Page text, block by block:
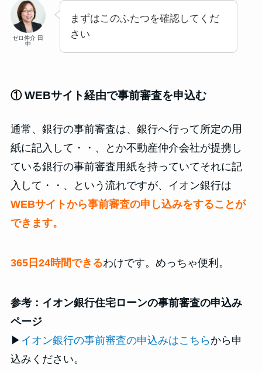
ゼロ仲介 田
中
まずはこのふたつを確認してくだ
さい
①WEBサイト経由で事前審査を申込む
通常、銀行の事前審査は、銀行へ行って所定の用
紙に記入して・・、とか不動産仲介会社が提携し
ている銀行の事前審査用紙を持っていてそれに記
入して・・、という流れですが、イオン銀行は
WEBサイトから事前審査の申し込みをすることが
できます。
365日24時間できるわけです。めっちゃ便利。
参考：イオン銀行住宅ローンの事前審査の申込み
ページ
▶ イオン銀行の事前審査の申込みはこちらから申
込みください。